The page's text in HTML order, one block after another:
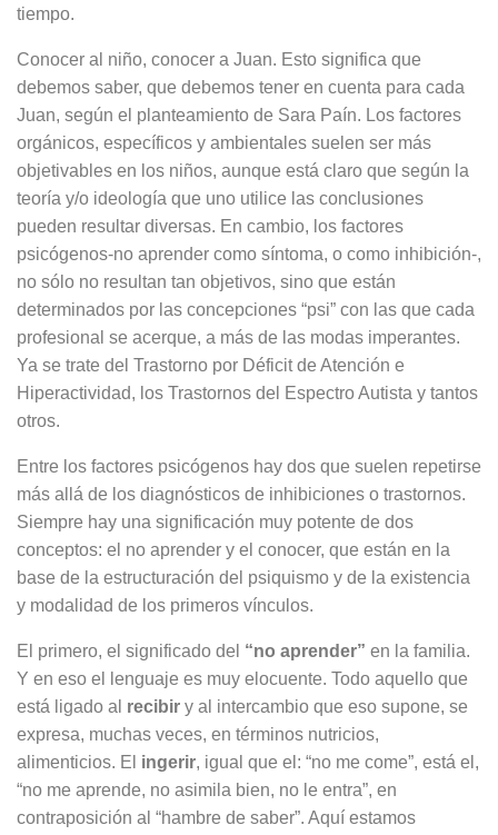
tiempo.
Conocer al niño, conocer a Juan. Esto significa que
debemos saber, que debemos tener en cuenta para cada
Juan, según el planteamiento de Sara Paín. Los factores
orgánicos, específicos y ambientales suelen ser más
objetivables en los niños, aunque está claro que según la
teoría y/o ideología que uno utilice las conclusiones
pueden resultar diversas. En cambio, los factores
psicógenos-no aprender como síntoma, o como inhibición-,
no sólo no resultan tan objetivos, sino que están
determinados por las concepciones “psi” con las que cada
profesional se acerque, a más de las modas imperantes.
Ya se trate del Trastorno por Déficit de Atención e
Hiperactividad, los Trastornos del Espectro Autista y tantos
otros.
Entre los factores psicógenos hay dos que suelen repetirse
más allá de los diagnósticos de inhibiciones o trastornos.
Siempre hay una significación muy potente de dos
conceptos: el no aprender y el conocer, que están en la
base de la estructuración del psiquismo y de la existencia
y modalidad de los primeros vínculos.
El primero, el significado del “no aprender” en la familia.
Y en eso el lenguaje es muy elocuente. Todo aquello que
está ligado al recibir y al intercambio que eso supone, se
expresa, muchas veces, en términos nutricios,
alimenticios. El ingerir, igual que el: “no me come”, está el,
“no me aprende, no asimila bien, no le entra”, en
contraposición al “hambre de saber”. Aquí estamos